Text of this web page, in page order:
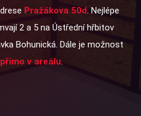
Pražákova 50d. Nejlépe
2 a 5 na Ústřední hřbitov
Bohunická. Dále je možnost
v areálu.